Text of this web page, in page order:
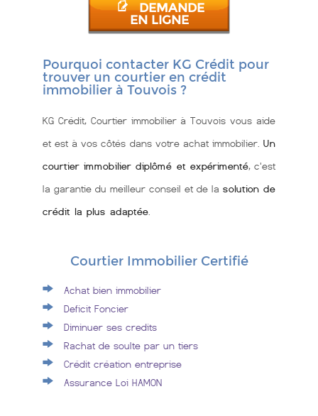
DEMANDE
EN LIGNE
Pourquoi contacter KG Crédit pour
trouver un courtier en crédit
immobilier à Touvois ?
KG Crédit, Courtier immobilier à Touvois vous aide
et est à vos côtés dans votre achat immobilier. Un
courtier immobilier diplômé et expérimenté, c'est
la garantie du meilleur conseil et de la solution de
crédit la plus adaptée
Courtier Immobilier Certifié
Achat bien immobilier
Deficit Foncier
Diminuer ses credits
Rachat de soulte par un tiers
Crédit création entreprise
Assurance Loi HAMON